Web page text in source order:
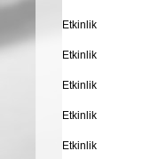
Etkinlik
Etkinlik
Etkinlik
Etkinlik
Etkinlik